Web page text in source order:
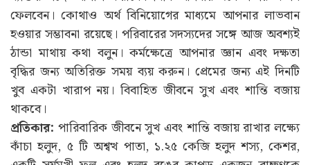
ফেলবেন। কোথাও অর্থ বিনিয়োগের মাধ্যমে আপনার লাভবান
হওয়ার সম্ভাবনা রয়েছে। পরিবারের সদস্যদের সঙ্গে আজ অবশ্যই
ঠান্ডা মাথায় কথা বলুন। কর্মক্ষেত্রে আপনার জ্ঞান এবং দক্ষতা
বৃদ্ধির জন্য অতিরিক্ত সময় ব্যয় করুন। প্রেমের জন্য এই দিনটি
খুব একটা খারাপ নয়। বিবাহিত জীবনে সুখ এবং শান্তি বজায়
থাকবে।
প্রতিকার: পারিবারিক জীবনে সুখ এবং শান্তি বজায় রাখার লক্ষ্যে
কাঁচা হলুদ, ৫ টি অশ্বত্থ পাতা, ১.২৫ কেজি হলুদ শস্য, কেশর,